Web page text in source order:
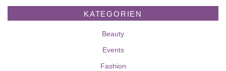
KATEGORIEN
Beauty
Events
Fashion